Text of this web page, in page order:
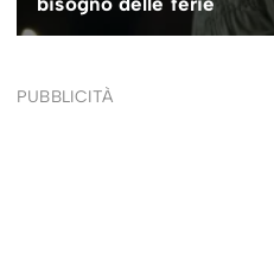
PUBBLICITÀ